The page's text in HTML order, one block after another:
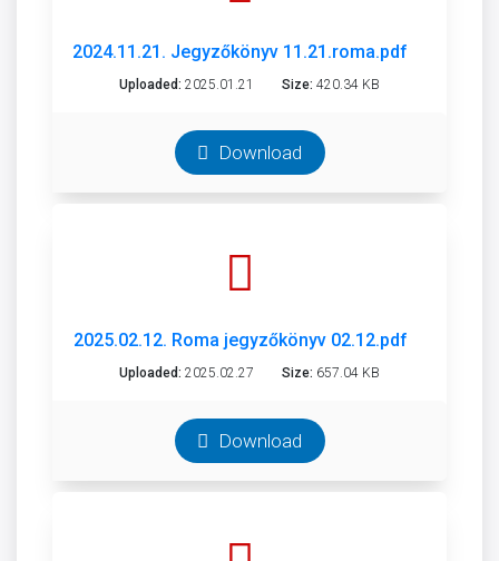
2024.11.21. Jegyzőkönyv 11.21.roma.pdf
Uploaded: 2025.01.21 Size: 420.34 KB
Download
2025.02.12. Roma jegyzőkönyv 02.12.pdf
Uploaded: 2025.02.27 Size: 657.04 KB
Download